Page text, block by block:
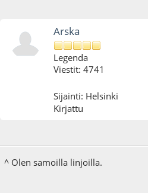
Arska
Legenda
Viestit: 4741
Sijainti: Helsinki
Kirjattu
^ Olen samoilla linjoilla.